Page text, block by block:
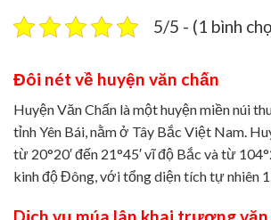
5/5 - (1 bình
Đôi nét về huyện văn chấn
Huyện Văn Chấn là một huyện miền núi
tỉnh Yên Bái, nằm ở Tây Bắc Việt Nam.
từ 20°20′ đến 21°45′ vĩ độ Bắc và từ
kinh độ Đông, với tổng diện tích tự nhiên